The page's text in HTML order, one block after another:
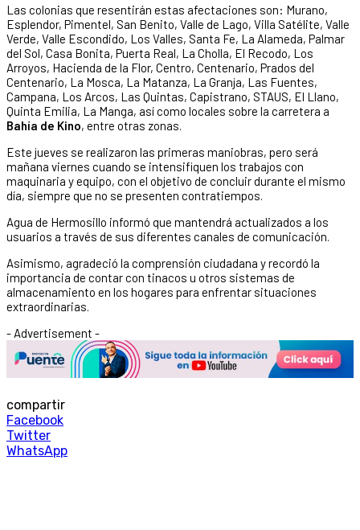
Las colonias que resentirán estas afectaciones son: Murano,
Esplendor, Pimentel, San Benito, Valle de Lago, Villa Satélite, Valle
Verde, Valle Escondido, Los Valles, Santa Fe, La Alameda, Palmar
del Sol, Casa Bonita, Puerta Real, La Cholla, El Recodo, Los
Arroyos, Hacienda de la Flor, Centro, Centenario, Prados del
Centenario, La Mosca, La Matanza, La Granja, Las Fuentes,
Campana, Los Arcos, Las Quintas, Capistrano, STAUS, El Llano,
Quinta Emilia, La Manga, así como locales sobre la carretera a
Bahía de Kino, entre otras zonas.
Este jueves se realizaron las primeras maniobras, pero será
mañana viernes cuando se intensifiquen los trabajos con
maquinaria y equipo, con el objetivo de concluir durante el mismo
día, siempre que no se presenten contratiempos.
Agua de Hermosillo informó que mantendrá actualizados a los
usuarios a través de sus diferentes canales de comunicación.
Asimismo, agradeció la comprensión ciudadana y recordó la
importancia de contar con tinacos u otros sistemas de
almacenamiento en los hogares para enfrentar situaciones
extraordinarias.
- Advertisement -
compartir
Facebook
Twitter
WhatsApp